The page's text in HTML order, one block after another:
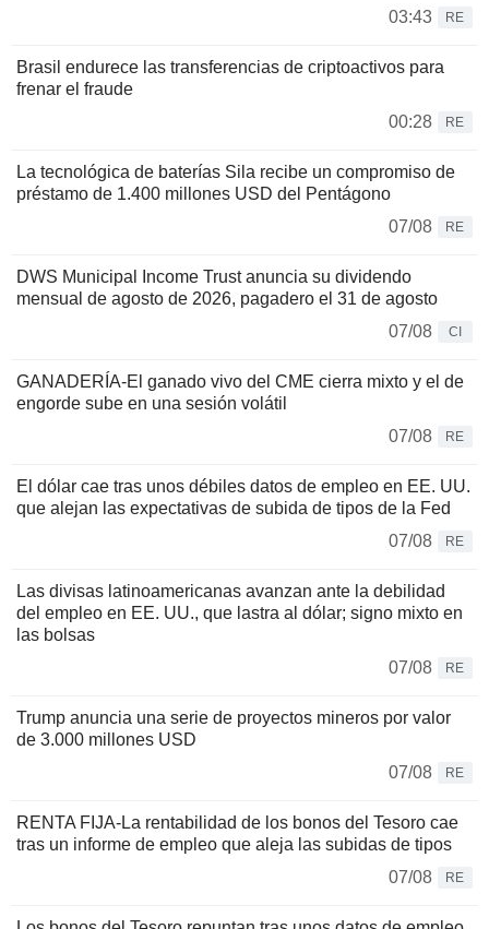
03:43
RE
Brasil endurece las transferencias de criptoactivos para
frenar el fraude
00:28
RE
La tecnológica de baterías Sila recibe un compromiso de
préstamo de 1.400 millones USD del Pentágono
07/08
RE
DWS Municipal Income Trust anuncia su dividendo
mensual de agosto de 2026, pagadero el 31 de agosto
07/08
CI
GANADERÍA-El ganado vivo del CME cierra mixto y el de
engorde sube en una sesión volátil
07/08
RE
El dólar cae tras unos débiles datos de empleo en EE. UU.
que alejan las expectativas de subida de tipos de la Fed
07/08
RE
Las divisas latinoamericanas avanzan ante la debilidad
del empleo en EE. UU., que lastra al dólar; signo mixto en
las bolsas
07/08
RE
Trump anuncia una serie de proyectos mineros por valor
de 3.000 millones USD
07/08
RE
RENTA FIJA-La rentabilidad de los bonos del Tesoro cae
tras un informe de empleo que aleja las subidas de tipos
07/08
RE